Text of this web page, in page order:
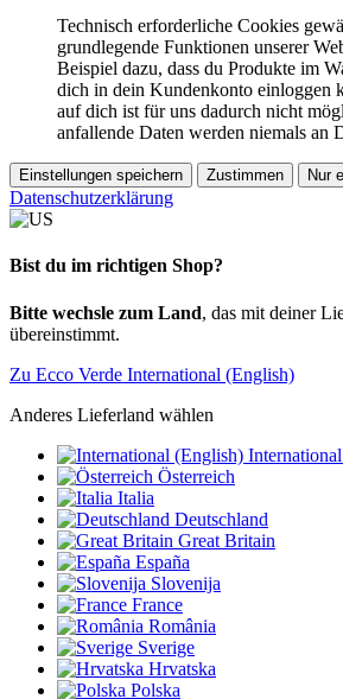
Technisch erforderliche Cookies
grundlegende Funktionen unserer
Beispiel dazu, dass du Produkte im
dich in dein Kundenkonto einloggen
auf dich ist für uns dadurch nicht
anfallende Daten werden niemals an
Einstellungen speichern Zustimmen Nur
Datenschutzerklärung
Bist du im richtigen Shop?
Bitte wechsle zum Land, das mit deiner
übereinstimmt.
Zu Ecco Verde International (English)
Anderes Lieferland wählen
Österreich
Italia
Deutschland
Great Britain
España
Slovenija
France
România
Sverige
Hrvatska
Polska